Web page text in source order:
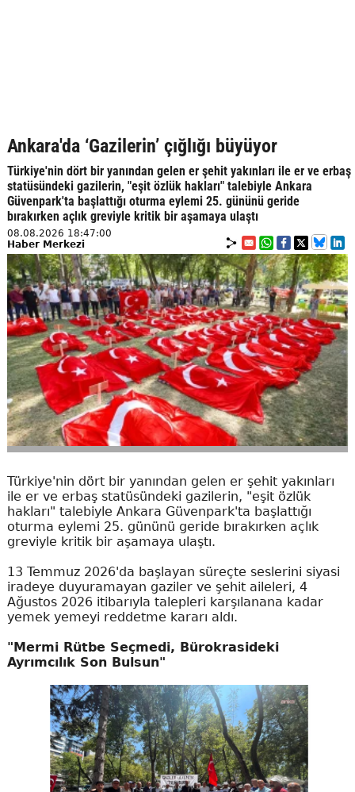
Ankara'da ‘Gazilerin’ çığlığı büyüyor
Türkiye'nin dört bir yanından gelen er şehit yakınları ile er ve erbaş
statüsündeki gazilerin, "eşit özlük hakları" talebiyle Ankara
Güvenpark'ta başlattığı oturma eylemi 25. gününü geride
bırakırken açlık greviyle kritik bir aşamaya ulaştı
08.08.2026 18:47:00
Haber Merkezi
Türkiye'nin dört bir yanından gelen er şehit yakınları
ile er ve erbaş statüsündeki gazilerin, "eşit özlük
hakları" talebiyle Ankara Güvenpark'ta başlattığı
oturma eylemi 25. gününü geride bırakırken açlık
greviyle kritik bir aşamaya ulaştı.
13 Temmuz 2026'da başlayan süreçte seslerini siyasi
iradeye duyuramayan gaziler ve şehit aileleri, 4
Ağustos 2026 itibarıyla talepleri karşılanana kadar
yemek yemeyi reddetme kararı aldı.
"Mermi Rütbe Seçmedi, Bürokrasideki
Ayrımcılık Son Bulsun"